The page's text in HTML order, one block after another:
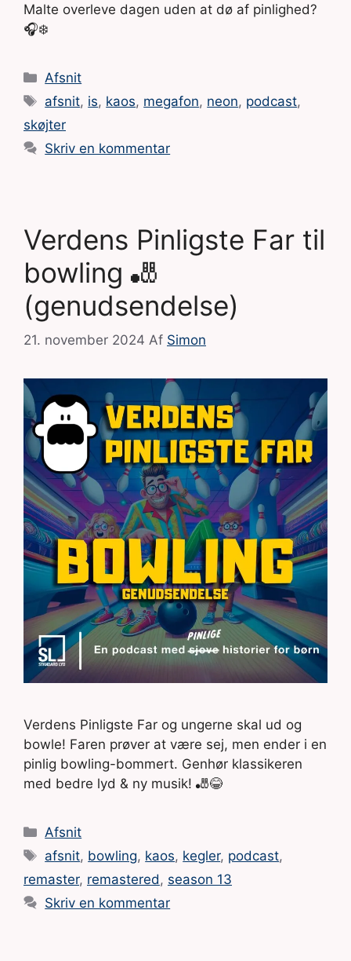
Malte overleve dagen uden at dø af pinlighed?
🎧❄️
Kategorier
Afsnit
Tags
afsnit, is, kaos, megafon, neon, podcast,
skøjter
Skriv en kommentar
Verdens Pinligste Far til
bowling 🎳
(genudsendelse)
21. november 2024 Af Simon
Verdens Pinligste Far og ungerne skal ud og
bowle! Faren prøver at være sej, men ender i en
pinlig bowling-bommert. Genhør klassikeren
med bedre lyd & ny musik! 🎳😂
Kategorier
Afsnit
Tags
afsnit, bowling, kaos, kegler, podcast,
remaster, remastered, season 13
Skriv en kommentar